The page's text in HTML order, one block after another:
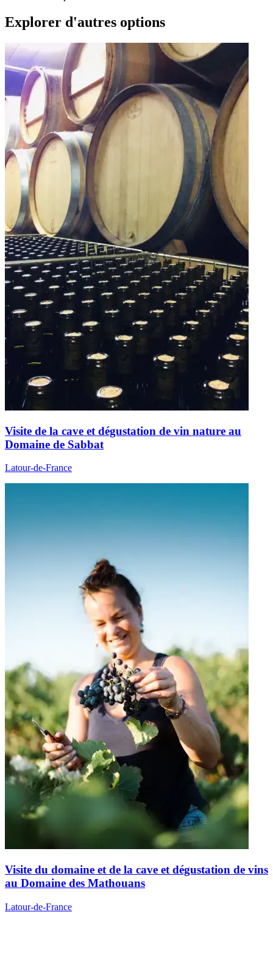
Explorer d'autres options
Visite de la cave et dégustation de vin nature au
Domaine de Sabbat
Latour-de-France
Visite du domaine et de la cave et dégustation de vins
au Domaine des Mathouans
Latour-de-France